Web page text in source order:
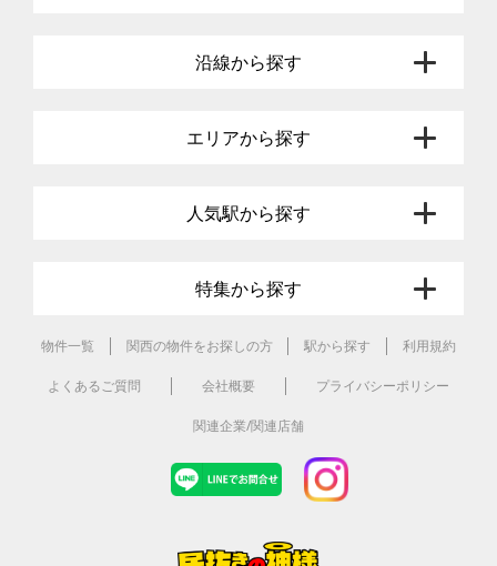
沿線から探す
エリアから探す
人気駅から探す
特集から探す
物件一覧 関西の物件をお探しの方 駅から探す 利用規約
よくあるご質問 会社概要 プライバシーポリシー
関連企業/関連店舗